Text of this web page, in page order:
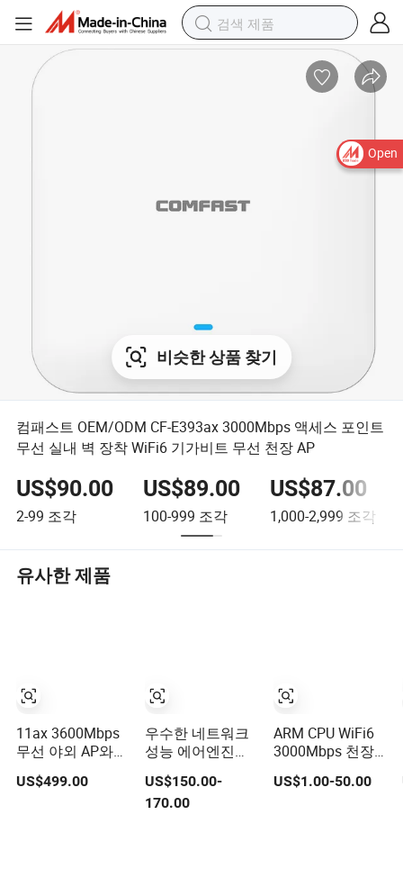
Open
비슷한 상품 찾기
컴패스트 OEM/ODM CF-E393ax 3000Mbps 액세스 포인트
무선 실내 벽 장착 WiFi6 기가비트 무선 천장 AP
US$90.00
2-99 조각
US$89.00
100-999 조각
US$87.00
1,000-2,999 조각
유사한 제품
11ax 3600Mbps
무선 야외 AP와
IP67 인클로저
US$499.00
우수한 네트워크
성능 에어엔진
US$150.00-
170.00
ARM CPU WiFi6
3000Mbps 천장
루투스
US$1.00-50.00